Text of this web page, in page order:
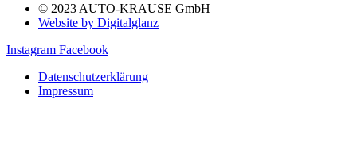
© 2023 AUTO-KRAUSE GmbH
Website by Digitalglanz
Instagram Facebook
Datenschutzerklärung
Impressum